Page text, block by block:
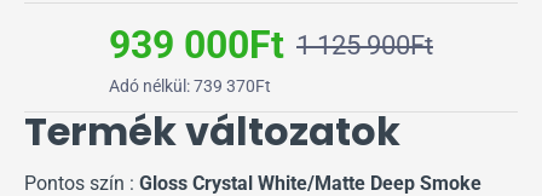
939 000Ft 1 125 900Ft
Adó nélkül: 739 370Ft
Termék változatok
Pontos szín : Gloss Crystal White/Matte Deep Smoke